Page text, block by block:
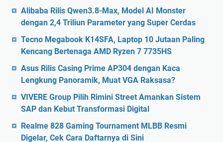
Alibaba Rilis Qwen3.8-Max, Model AI Monster
dengan 2,4 Triliun Parameter yang Super Cerdas
Tecno Megabook K14SFA, Laptop 10 Jutaan Paling
Kencang Bertenaga AMD Ryzen 7 7735HS
Asus Rilis Casing Prime AP304 dengan Kaca
Lengkung Panoramik, Muat VGA Raksasa?
VIVERE Group Pilih Rimini Street Amankan Sistem
SAP dan Kebut Transformasi Digital
Realme 828 Gaming Tournament MLBB Resmi
Digelar, Cek Cara Daftarnya di Sini